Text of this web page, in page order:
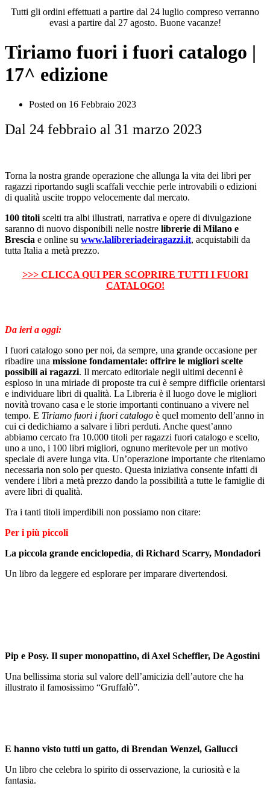
Tutti gli ordini effettuati a partire dal 24 luglio compreso verranno
evasi a partire dal 27 agosto. Buone vacanze!
Tiriamo fuori i fuori catalogo |
17^ edizione
Posted on 16 Febbraio 2023
Dal 24 febbraio al 31 marzo 2023
Torna la nostra grande operazione che allunga la vita dei libri per
ragazzi riportando sugli scaffali vecchie perle introvabili o edizioni
di qualità uscite troppo velocemente dal mercato.
100 titoli scelti tra albi illustrati, narrativa e opere di divulgazione
saranno di nuovo disponibili nelle nostre librerie di Milano e
Brescia e online su www.lalibreriadeiragazzi.it, acquistabili da
tutta Italia a metà prezzo.
>>> CLICCA QUI PER SCOPRIRE TUTTI I FUORI
CATALOGO!
Da ieri a oggi:
I fuori catalogo sono per noi, da sempre, una grande occasione per
ribadire una missione fondamentale: offrire le migliori scelte
possibili ai ragazzi. Il mercato editoriale negli ultimi decenni è
esploso in una miriade di proposte tra cui è sempre difficile orientarsi
e individuare libri di qualità. La Libreria è il luogo dove le migliori
novità trovano casa e le storie importanti continuano a vivere nel
tempo. E Tiriamo fuori i fuori catalogo è quel momento dell’anno in
cui ci dedichiamo a salvare i libri perduti. Anche quest’anno
abbiamo cercato fra 10.000 titoli per ragazzi fuori catalogo e scelto,
uno a uno, i 100 libri migliori, ognuno meritevole per un motivo
speciale di avere lunga vita. Un’operazione importante che riteniamo
necessaria non solo per questo. Questa iniziativa consente infatti di
vendere i libri a metà prezzo dando la possibilità a tutte le famiglie di
avere libri di qualità.
Tra i tanti titoli imperdibili non possiamo non citare:
Per i più piccoli
La piccola grande enciclopedia, di Richard Scarry, Mondadori
Un libro da leggere ed esplorare per imparare divertendosi.
Pip e Posy. Il super monopattino, di Axel Scheffler, De Agostini
Una bellissima storia sul valore dell’amicizia dell’autore che ha
illustrato il famosissimo “Gruffalò”.
E hanno visto tutti un gatto, di Brendan Wenzel, Gallucci
Un libro che celebra lo spirito di osservazione, la curiosità e la
fantasia.